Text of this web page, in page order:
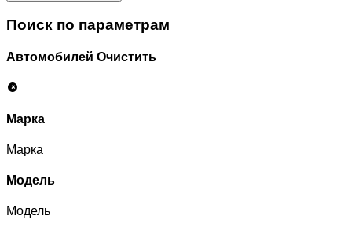
Поиск по параметрам
Автомобилей Очистить
Марка
Марка
Модель
Модель